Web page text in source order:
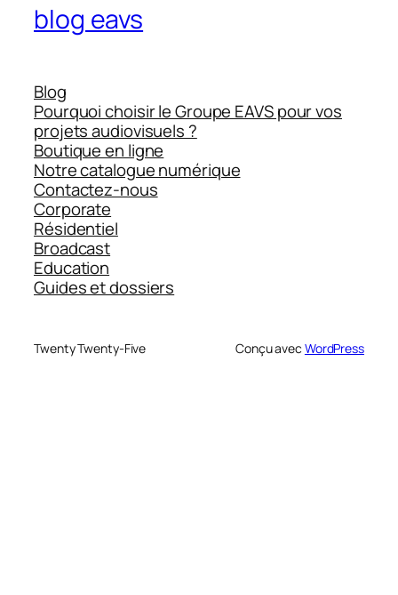
blog eavs
Blog
Pourquoi choisir le Groupe EAVS pour vos
projets audiovisuels ?
Boutique en ligne
Notre catalogue numérique
Contactez-nous
Corporate
Résidentiel
Broadcast
Education
Guides et dossiers
Twenty Twenty-Five Conçu avec WordPress